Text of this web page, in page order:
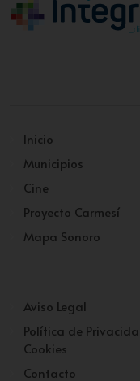
Inicio
Municipios
Cine
Proyecto Carmesí
Mapa Sonoro
Aviso Legal
Política de
Cookies
Contacto